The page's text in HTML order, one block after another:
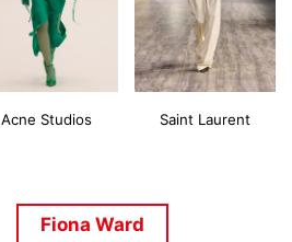
Acne Studios Saint Laurent
Fiona Ward